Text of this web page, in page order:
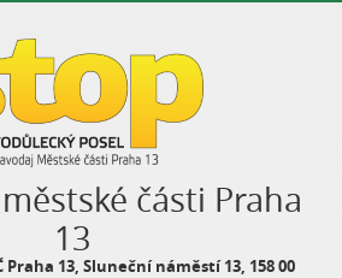
části Praha
13
Praha 13, Sluneční náměstí 13, 158 00